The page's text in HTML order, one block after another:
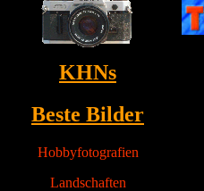
KHNs
Beste Bilder
Hobbyfotografien
Landschaften